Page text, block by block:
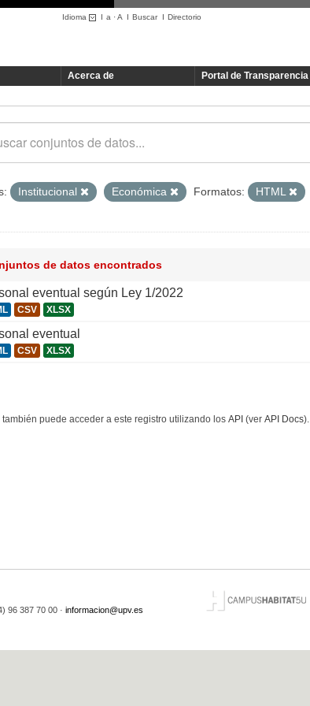
Idioma I a ·A I BuscarI Directorio
Acerca de Portal de Transparencia
Institucional Económica Formatos: HTML
de datos encontrados
eventual según Ley 1/2022
CSV XLSX
eventual
CSV XLSX
también puede acceder a este registro utilizando los API (ver API Docs).
96 387 70 00 · informacion@upv.es